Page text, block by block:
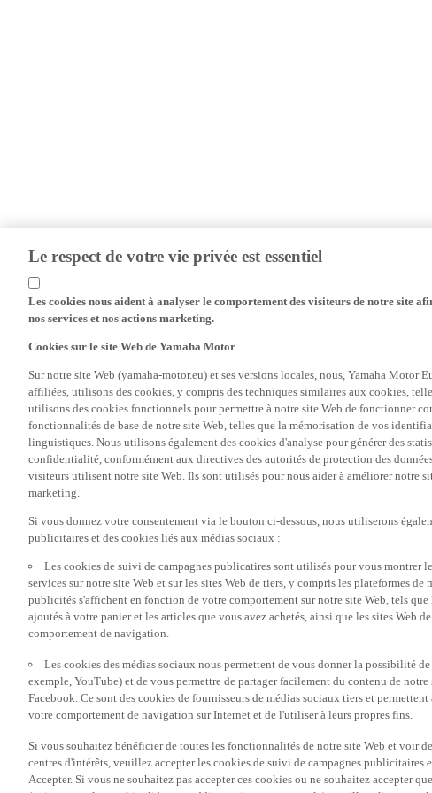
Le respect de votre vie privée est essentiel
Les cookies nous aident à analyser le comportement des visiteurs de notre site
nos services et nos actions marketing.
Cookies sur le site Web de Yamaha Motor
Sur notre site Web (yamaha-motor.eu) et ses versions locales, nous, Yamaha Motor
affiliées, utilisons des cookies, y compris des techniques similaires aux cookies,
utilisons des cookies fonctionnels pour permettre à notre site Web de fonctionner
fonctionnalités de base de notre site Web, telles que la mémorisation de vos
linguistiques. Nous utilisons également des cookies d'analyse pour générer des
confidentialité, conformément aux directives des autorités de protection des
visiteurs utilisent notre site Web. Ils sont utilisés pour nous aider à améliorer notre
marketing.
Si vous donnez votre consentement via le bouton ci-dessous, nous utiliserons
publicitaires et des cookies liés aux médias sociaux :
Les cookies de suivi de campagnes publicatires sont utilisés pour vous montrer
services sur notre site Web et sur les sites Web de tiers, y compris les plateformes de
publicités s'affichent en fonction de votre comportement sur notre site Web, tels
ajoutés à votre panier et les articles que vous avez achetés, ainsi que les sites Web
comportement de navigation.
Les cookies des médias sociaux nous permettent de vous donner la possibilité
exemple, YouTube) et de vous permettre de partager facilement du contenu de
Facebook. Ce sont des cookies de fournisseurs de médias sociaux tiers et
votre comportement de navigation sur Internet et de l'utiliser à leurs propres fins.
Si vous souhaitez bénéficier de toutes les fonctionnalités de notre site Web et voir
centres d'intérêts, veuillez accepter les cookies de suivi de campagnes publicitaires
Accepter. Si vous ne souhaitez pas accepter ces cookies ou ne souhaitez accepter